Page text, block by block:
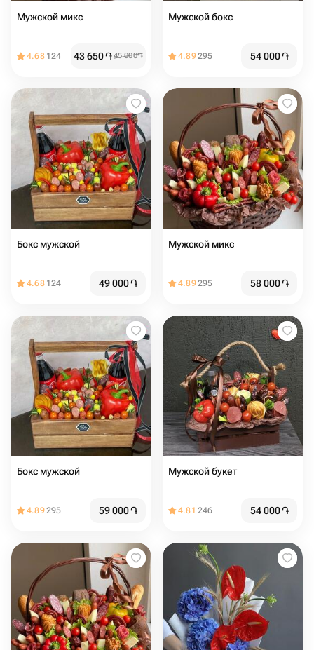
Мужской микс
4.68 124 43 650֏45 000֏
Мужской бокс
4.89295 54 000֏
Бокс мужской
4.68 124 49 000֏
Мужской микс
4.89295 58 000֏
Бокс мужской
4.89295 59 000֏
Мужской букет
4.81 246 54 000֏